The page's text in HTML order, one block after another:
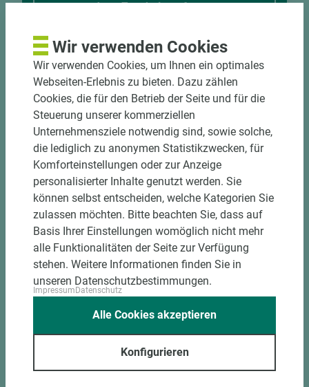
Jetzt Zuschnitt anfragen
PASSENDES ZUBEHÖR
Wir verwenden Cookies
Wir verwenden Cookies, um Ihnen ein optimales
Webseiten-Erlebnis zu bieten. Dazu zählen
Cookies, die für den Betrieb der Seite und für die
Steuerung unserer kommerziellen
Unternehmensziele notwendig sind, sowie solche,
die lediglich zu anonymen Statistikzwecken, für
Komforteinstellungen oder zur Anzeige
personalisierter Inhalte genutzt werden. Sie
können selbst entscheiden, welche Kategorien Sie
zulassen möchten. Bitte beachten Sie, dass auf
Basis Ihrer Einstellungen womöglich nicht mehr
alle Funktionalitäten der Seite zur Verfügung
stehen. Weitere Informationen finden Sie in
unseren Datenschutzbestimmungen.
ImpressumDatenschutz
Konfigurieren
Alle Cookies akzeptieren